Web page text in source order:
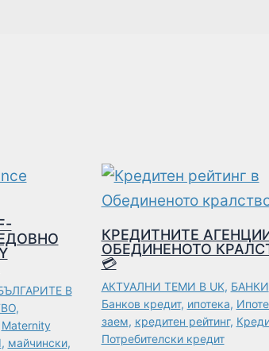
В
,
Maternity
, майчински,
КРЕДИТНИТЕ
ОБЕДИНЕНОТО
💳
АКТУАЛНИ ТЕМИ В UK, БАНКИ
Банков кредит, ипотека,
заем, кредитен рейтинг,
Потребителски кредит